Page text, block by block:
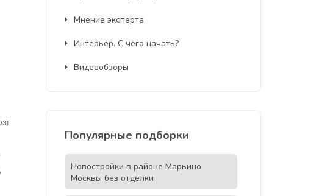
Мнение эксперта
Интерьер. С чего начать?
Видеообзоры
Популярные подборки
Новостройки в районе Марьино
Москвы без отделки